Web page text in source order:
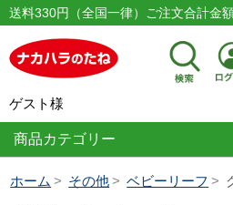
送料330円（全国一律）ご注文合計金
ゲスト様
商品カテゴリー
ホーム その他 ベビーリーフ